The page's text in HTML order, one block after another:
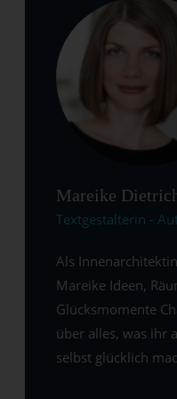
Mareike
Textgestalterin -
Als
Mareike Ideen,
Glücksmomente
über alles, was ihr
selbst glücklich